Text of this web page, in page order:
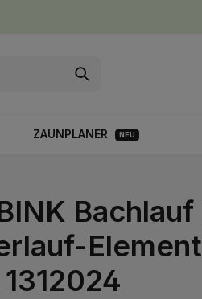
ZAUNPLANER NEU